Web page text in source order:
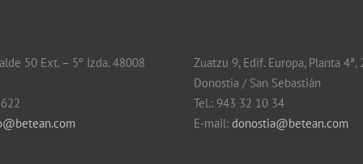
50 Ext. – 5º Izda. 48008
Zuatzu 9, Edif. Europa, Planta 4ª,
Donostia / San Sebastián
Tel.: 943 32 10 34
E-mail: donostia@betean.com